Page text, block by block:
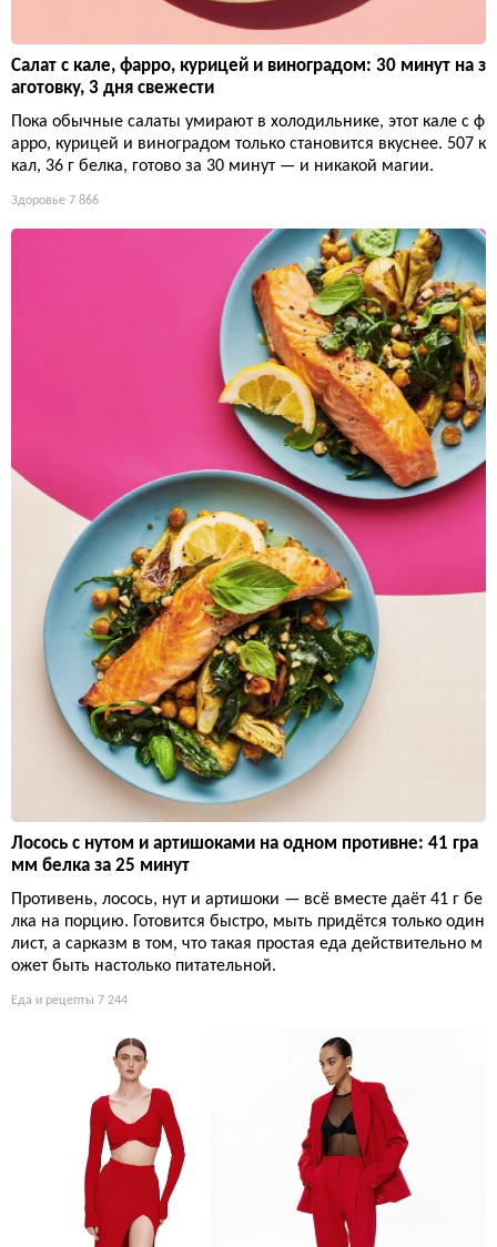
Салат с кале, фарро, курицей и виноградом: 30 минут на з
аготовку, 3 дня свежести
Пока обычные салаты умирают в холодильнике, этот кале с ф
арро, курицей и виноградом только становится вкуснее. 507 к
кал, 36 г белка, готово за 30 минут — и никакой магии.
Здоровье 7 866
Лосось с нутом и артишоками на одном противне: 41 гра
мм белка за 25 минут
Противень, лосось, нут и артишоки — всё вместе даёт 41 г бе
лка на порцию. Готовится быстро, мыть придётся только один
лист, а сарказм в том, что такая простая еда действительно м
ожет быть настолько питательной.
Еда и рецепты 7 244